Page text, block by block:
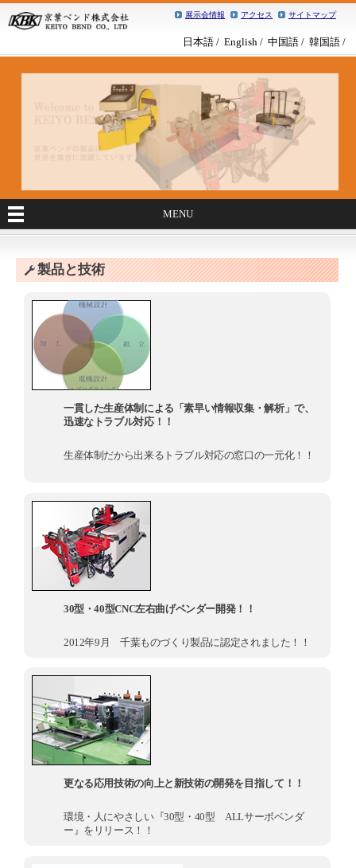
展示会情報 アクセス サイトマップ
日本語 English 中国語 韓国語
MENU
製品と技術
一貫した生産体制による「素早い情報収集・解析」で、
迅速なトラブル対応！！
生産体制だから出来るトラブル対応の窓口の一元化！！
30型・40型CNC左右曲げベンダー開発！！
2012年9月 千葉ものづくり製品に認定されました！！
更なる応用技術の向上と新技術の開発を目指して！！
環境・人にやさしい『30型・40型 ALLサーボベンダ
ー』をリリース！！